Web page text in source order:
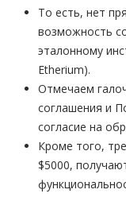
То есть, нет
возможность
эталонному
Etherium).
Отмечаем
соглашения и
согласие на
Кроме того,
$5000,